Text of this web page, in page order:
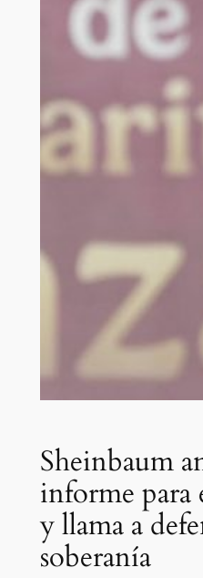
Sheinbaum
informe para
y llama a
soberanía